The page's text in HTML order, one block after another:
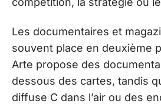
Les documentaires et
souvent place en deuxième
Arte propose des
dessous des cartes, tandis
diffuse C dans l’air ou des